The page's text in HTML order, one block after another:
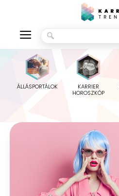
ÁLLÁSPORTÁLOK
KARRIER
HOROSZKÓP